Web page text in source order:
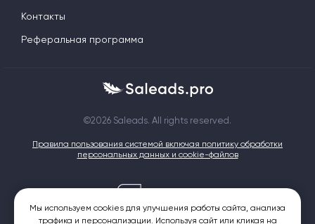
©2026 Saleads. All rights reserved.
Правила пользования системой включая политику обработки
персональных данных и cookie-файлов
Контакты
Реферальная программа
Мы используем cookies для улучшения работы сайта, анализа
трафика и персонализации. Используя сайт или кликая на